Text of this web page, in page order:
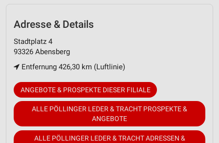
Adresse & Details
Stadtplatz 4
93326 Abensberg
Entfernung 426,30 km (Luftlinie)
ANGEBOTE & PROSPEKTE DIESER FILIALE
ALLE PÖLLINGER LEDER & TRACHT PROSPEKTE &
ANGEBOTE
ALLE PÖLLINGER LEDER & TRACHT ADRESSEN &